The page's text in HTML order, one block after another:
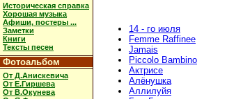
Историческая справка
Хорошая музыка
Афиши, постеры ...
Заметки
Книги
Тексты песен
Фотоальбом
От Д.Анискевича
От Е.Гиршева
От В.Окунева
14 - го июля
Femme Raffinee
Jamais
Piccolo Bambino
Актрисе
Алёнушка
Аллилуйя